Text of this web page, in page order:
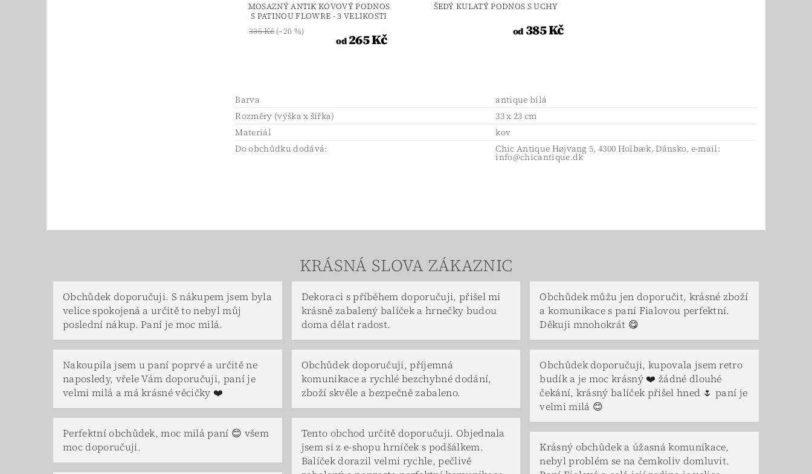
MOSAZNÝ ANTIK KOVOVÝ PODNOS
S PATINOU FLOWRE - 3 VELIKOSTI
335 Kč(–20 %)
od265 Kč
ŠEDÝ KULATÝ PODNOS S UCHY
od385 Kč
Barva
antique bílá
Rozměry (výška x šířka)
33 x 23 cm
Materiál
kov
Do obchůdku dodává:
Chic Antique Højvang 5, 4300 Holbæk, Dánsko, e-mail:
info@chicantique.dk
KRÁSNÁ SLOVA ZÁKAZNIC
Obchůdek doporučuji. S nákupem jsem byla
velice spokojená a určitě to nebyl můj
poslední nákup. Paní je moc milá.
Nakoupila jsem u paní poprvé a určitě ne
naposledy, vřele Vám doporučuji, paní je
velmi milá a má krásné věcičky ❤️
Perfektní obchůdek, moc milá paní 😊 všem
moc doporučuji.
Dekoraci s příběhem doporučuji, přišel mi
krásně zabalený balíček a hrnečky budou
doma dělat radost.
Obchůdek doporučuji, příjemná
komunikace a rychlé bezchybné dodání,
zboží skvěle a bezpečně zabaleno.
Tento obchod určitě doporučuji. Objednala
jsem si z e-shopu hrníček s podšálkem.
Balíček dorazil velmi rychle, pečlivě
Obchůdek můžu jen doporučit, krásné zboží
a komunikace s paní Fialovou perfektní.
Děkuji mnohokrát 😋
Obchůdek doporučuji, kupovala jsem retro
budík a je moc krásný ❤️ žádné dlouhé
čekání, krásný balíček přišel hned 🌷 paní je
velmi milá 😊
Krásný obchůdek a úžasná komunikace,
nebyl problém se na čemkoliv domluvit.